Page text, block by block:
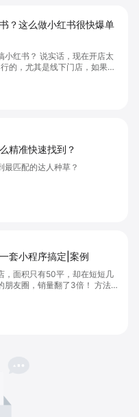
？这么做小红书很快爆单
小红书？ 说实话，现在开店太
行的，尤其是线下门店，如果你
真的就是“闭着眼放弃客流”🚪
精准快速找到？
最匹配的达人种草？
套小程序搞定|案例
，面积只有50平，却在短短几
朋友圈，销量翻了3倍！ 方法则
种草平台和闭环引流，实现从
环！ 👇